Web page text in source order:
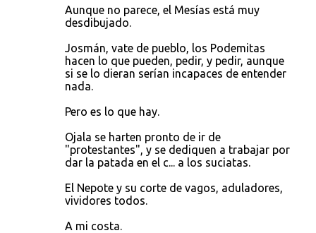
Aunque no parece, el Mesías está muy
desdibujado.
Josmán, vate de pueblo, los Podemitas
hacen lo que pueden, pedir, y pedir, aunque
si se lo dieran serían incapaces de entender
nada.
Pero es lo que hay.
Ojala se harten pronto de ir de
"protestantes", y se dediquen a trabajar por
dar la patada en el c... a los suciatas.
El Nepote y su corte de vagos, aduladores,
vividores todos.
A mi costa.